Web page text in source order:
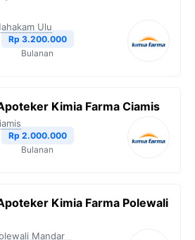
Ulu
Rp 3.200.000
Bulanan
Kimia Farma Ciamis
Rp 2.000.000
Bulanan
Kimia Farma Polewali
Mandar